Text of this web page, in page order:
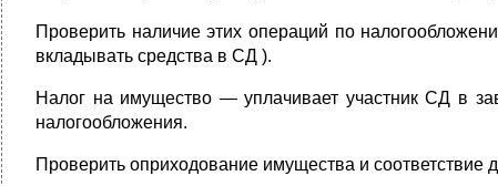
Проверить наличие этих операций по
вкладывать средства в СД ).
Налог на имущество — уплачивает участник СД в
налогообложения.
Проверить оприходование имущества и соответствие